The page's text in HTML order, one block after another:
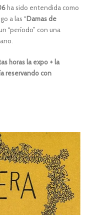
ha sido entendida como
a las “Damas de
“período” con una
horas la expo + la
reservando con